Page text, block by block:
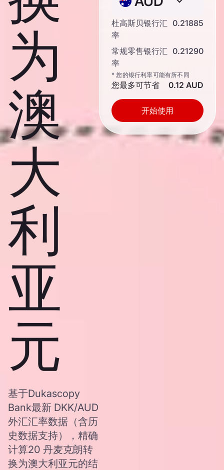
为
澳
大
利
亚
元
基于Dukascopy
Bank最新 DKK/AUD
外汇汇率数据（含历
史数据支持），精确
计算20 丹麦克朗转
换为澳大利亚元的结
杜高斯贝银行汇
率
0.21885
常规零售银行汇
率
0.21290
* 您的银行利率可能有所不同
您最多可节省 0.12 AUD
开始使用